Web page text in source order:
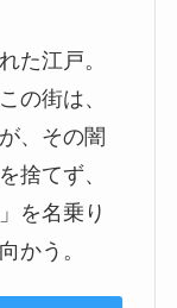
た江戸。
の街は、
、その闇
捨てず、
を名乗り
かう。